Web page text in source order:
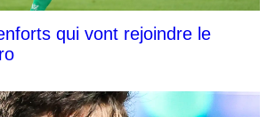
qui vont rejoindre le